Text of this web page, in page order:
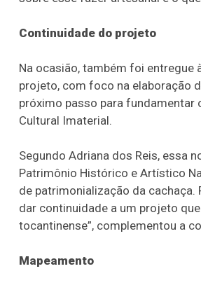
Continuidade do projeto
Na ocasião, também foi entregue
projeto, com foco na elaboração
próximo passo para
Cultural Imaterial.
Segundo Adriana dos Reis, essa
Patrimônio Histórico e Artístico
de patrimonialização da
dar continuidade a um projeto
tocantinense”, complementou a
Mapeamento